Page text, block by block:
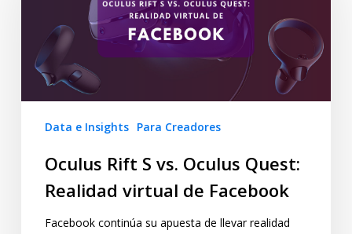
Data e Insights Para Creadores
Oculus Rift S vs. Oculus Quest:
Realidad virtual de Facebook
Facebook continúa su apuesta de llevar realidad